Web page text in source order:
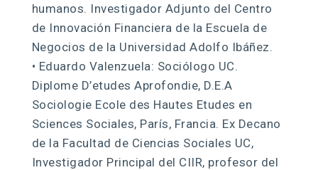
humanos. Investigador Adjunto del Centro
de Innovación Financiera de la Escuela de
Negocios de la Universidad Adolfo Ibáñez.
• Eduardo Valenzuela: Sociólogo UC.
Diplome D’etudes Aprofondie, D.E.A
Sociologie Ecole des Hautes Etudes en
Sciences Sociales, París, Francia. Ex Decano
de la Facultad de Ciencias Sociales UC,
Investigador Principal del CIIR, profesor del